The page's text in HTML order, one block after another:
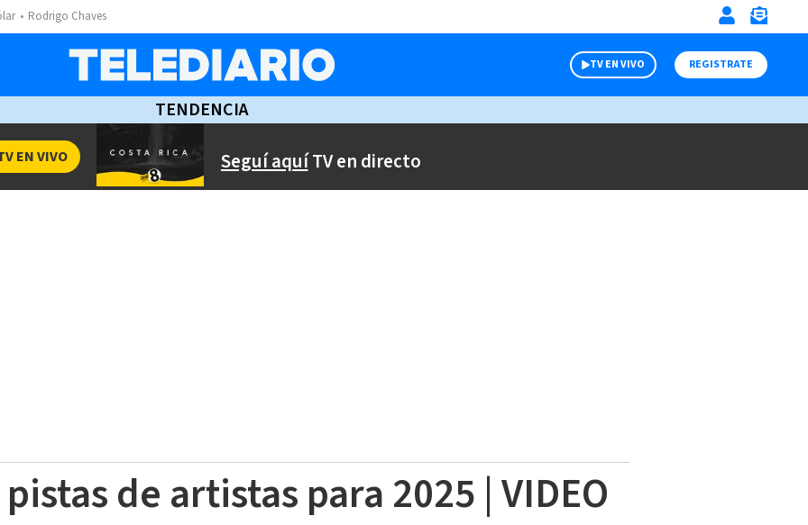
Rodrigo Chaves
TV EN VIVO REGISTRATE
TENDENCIA
Seguí aquíTV en directo
EN VIVO
de artistas para 2025 | VIDEO